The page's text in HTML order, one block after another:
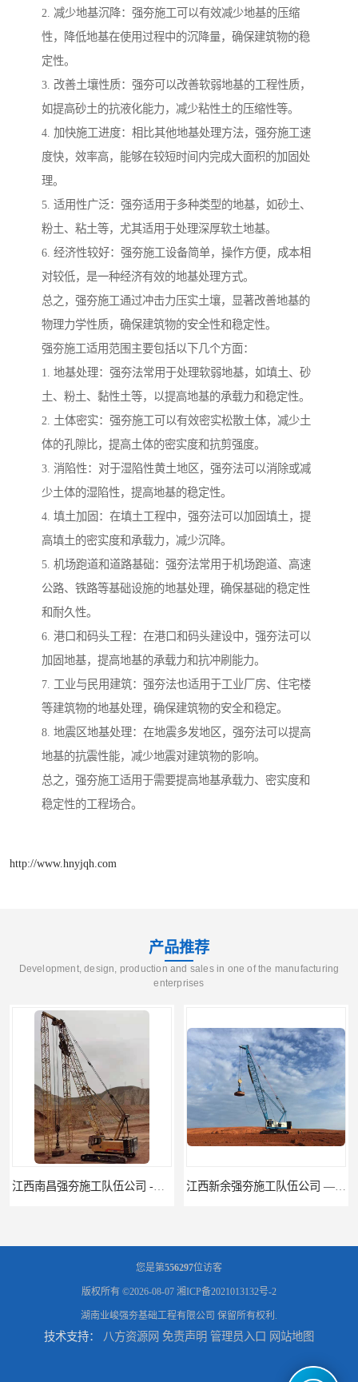
2. 减少地基沉降：强夯施工可以有效减少地基的压缩
性，降低地基在使用过程中的沉降量，确保建筑物的稳
定性。
3. 改善土壤性质：强夯可以改善软弱地基的工程性质，
如提高砂土的抗液化能力，减少粘性土的压缩性等。
4. 加快施工进度：相比其他地基处理方法，强夯施工速
度快，效率高，能够在较短时间内完成大面积的加固处
理。
5. 适用性广泛：强夯适用于多种类型的地基，如砂土、
粉土、粘土等，尤其适用于处理深厚软土地基。
6. 经济性较好：强夯施工设备简单，操作方便，成本相
对较低，是一种经济有效的地基处理方式。
总之，强夯施工通过冲击力压实土壤，显著改善地基的
物理力学性质，确保建筑物的安全性和稳定性。
强夯施工适用范围主要包括以下几个方面：
1. 地基处理：强夯法常用于处理软弱地基，如填土、砂
土、粉土、黏性土等，以提高地基的承载力和稳定性。
2. 土体密实：强夯施工可以有效密实松散土体，减少土
体的孔隙比，提高土体的密实度和抗剪强度。
3. 消陷性：对于湿陷性黄土地区，强夯法可以消除或减
少土体的湿陷性，提高地基的稳定性。
4. 填土加固：在填土工程中，强夯法可以加固填土，提
高填土的密实度和承载力，减少沉降。
5. 机场跑道和道路基础：强夯法常用于机场跑道、高速
公路、铁路等基础设施的地基处理，确保基础的稳定性
和耐久性。
6. 港口和码头工程：在港口和码头建设中，强夯法可以
加固地基，提高地基的承载力和抗冲刷能力。
7. 工业与民用建筑：强夯法也适用于工业厂房、住宅楼
等建筑物的地基处理，确保建筑物的安全和稳定。
8. 地震区地基处理：在地震多发地区，强夯法可以提高
地基的抗震性能，减少地震对建筑物的影响。
总之，强夯施工适用于需要提高地基承载力、密实度和
稳定性的工程场合。
http://www.hnyjqh.com
产品推荐
Development, design, production and sales in one of the manufacturing
enterprises
江西新余强夯施工队伍公司 —业峻强夯基础工程 湖南强夯施工公司
您是第556297位访客
版权所有 ©2026-08-07 湘ICP备2021013132号-2
湖南业峻强夯基础工程有限公司 保留所有权利.
技术支持： 八方资源网 免责声明 管理员入口 网站地图